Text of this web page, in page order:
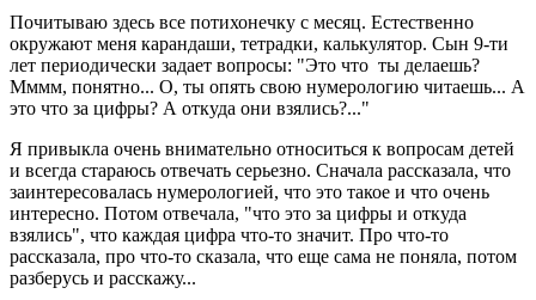
Почитываю здесь все потихонечку с месяц. Естественно
окружают меня карандаши, тетрадки, калькулятор. Сын 9-ти
лет периодически задает вопросы: "Это что ты делаешь?
Мммм, понятно... О, ты опять свою нумерологию читаешь... А
это что за цифры? А откуда они взялись?..."
Я привыкла очень внимательно относиться к вопросам детей
и всегда стараюсь отвечать серьезно. Сначала рассказала, что
заинтересовалась нумерологией, что это такое и что очень
интересно. Потом отвечала, "что это за цифры и откуда
взялись", что каждая цифра что-то значит. Про что-то
рассказала, про что-то сказала, что еще сама не поняла, потом
разберусь и расскажу...